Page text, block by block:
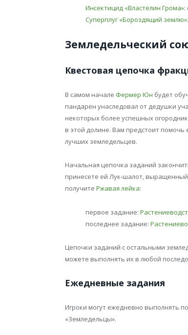
Инсектицид «Властелин Грома»:
Суперплуг «Бороздящий землю»
Земледельческий
Квестовая цепочка
В самом начале Фермер Юн будет
пандарен унаследовал от дедушки
некоторых более успешных
в этой долине. Вам предстоит помочь
лучших земледельцев.
Начальная цепочка заданий
принесете ей Лук-шалот,
получите Ржавая лейка:
первое задание:
последнее задание:
Цепочки заданий с остальными
можете выполнять их в любой
Ежедневные задания
Игроки могут ежедневно выполнять
«Земледельцы».